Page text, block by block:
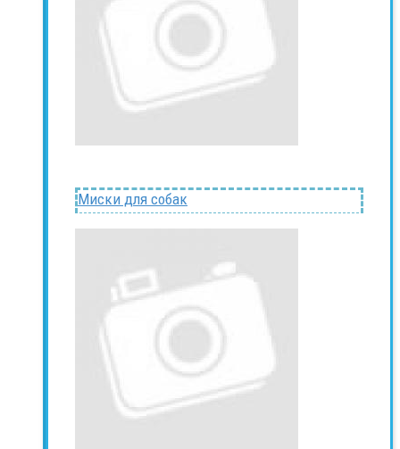
Миски для собак